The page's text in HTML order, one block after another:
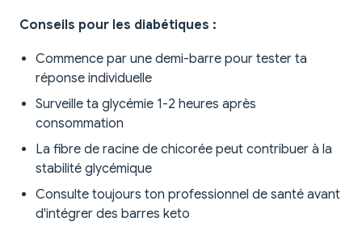
Conseils pour les diabétiques :
Commence par une demi-barre pour tester ta
réponse individuelle
Surveille ta glycémie 1-2 heures après
consommation
La fibre de racine de chicorée peut contribuer à la
stabilité glycémique
Consulte toujours ton professionnel de santé avant
d'intégrer des barres keto